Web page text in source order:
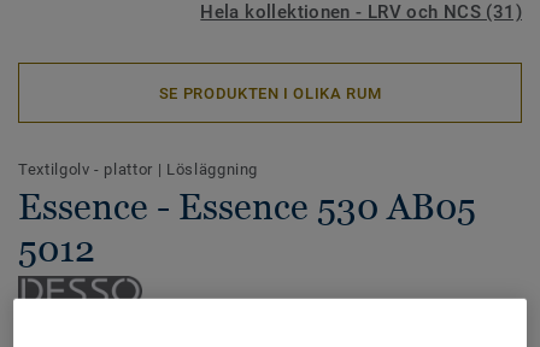
Hela kollektionen - LRV och NCS (31)
SE PRODUKTEN I OLIKA RUM
Textilgolv - plattor | Lösläggning
Essence - Essence 530 AB05
5012